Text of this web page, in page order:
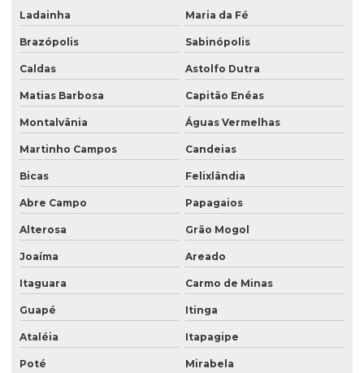
Ladainha Maria da Fé
Brazópolis Sabinópolis
Caldas Astolfo Dutra
Matias Barbosa Capitão Enéas
Montalvânia Águas Vermelhas
Martinho Campos Candeias
Bicas Felixlândia
Abre Campo Papagaios
Alterosa Grão Mogol
Joaíma Areado
Itaguara Carmo de Minas
Guapé Itinga
Ataléia Itapagipe
Poté Mirabela